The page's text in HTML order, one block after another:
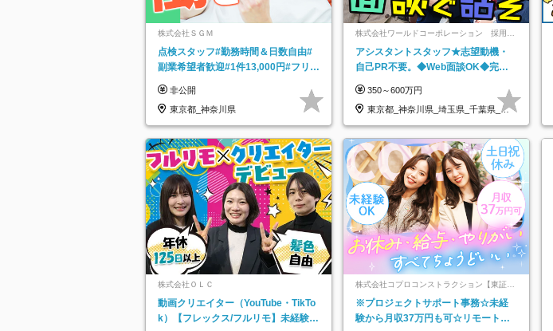
株式会社ＳＧＭ
点検スタッフ#勤務時間＆日数自由#
副業希望者歓迎#1件13,000円#フリー
非公開
東京都_神奈川県
株式会社ワールドコーポレーション 採用事
アシスタントスタッフ★志望動機・
自己PR不要。◆Web面談OK◆完全
350～600万円
東京都_神奈川県_埼玉県_千葉県_大
阪府…
株式会社ＯＬＣ
動画クリエイター（YouTube・TikTo
k）【フレックス/フルリモ】未経験O
株式会社コプロコンストラクション【東証プ
ライム上場コプロ・ホールディングス子会
社】
※プロジェクトサポート事務☆未経
験から月収37万円も可☆リモート研